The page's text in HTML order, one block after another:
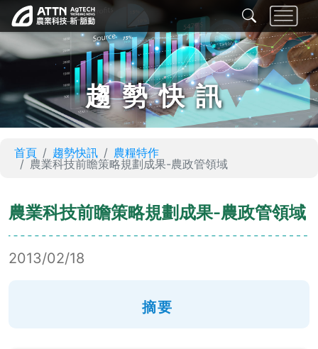
趨勢快訊
首頁 趨勢快訊
農糧特作
農業科技前瞻策略規劃成果-農政管領域
農業科技前瞻策略規劃成果-農政管領域
2013/02/18
摘要